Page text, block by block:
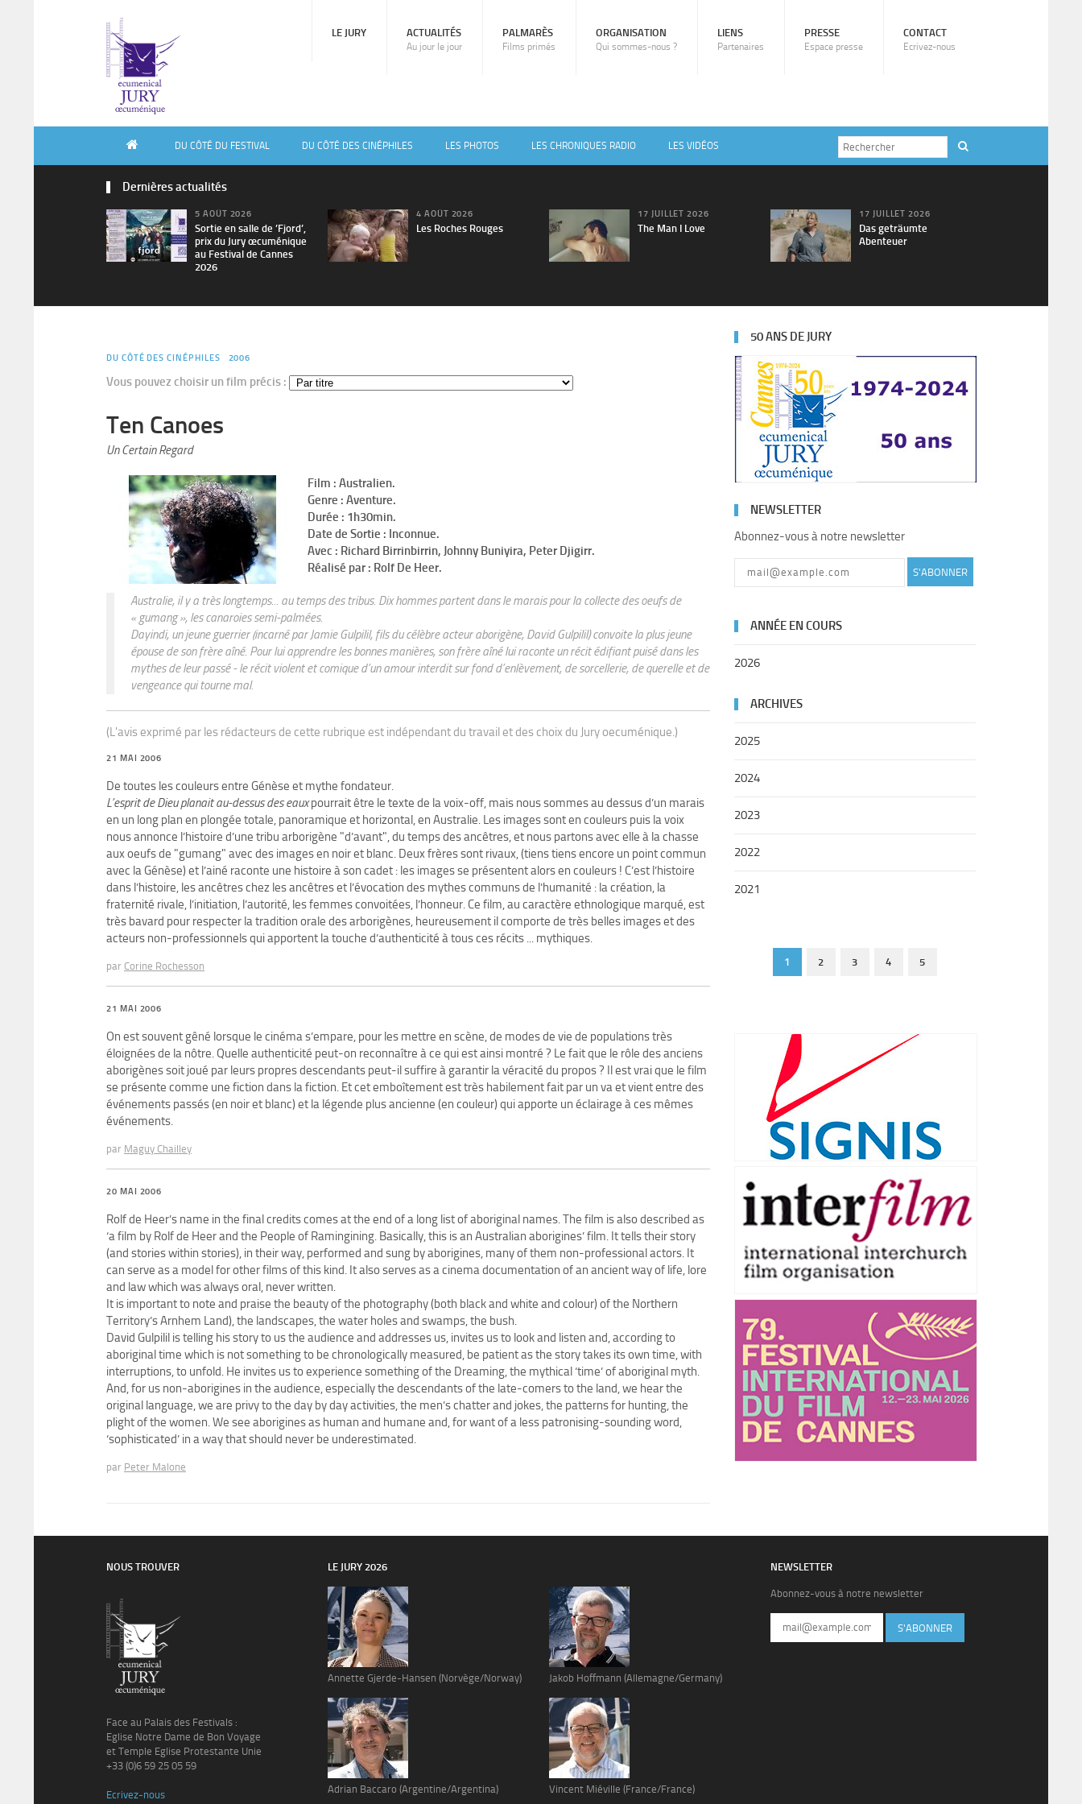
LE JURY ACTUALITÉS
Au jour le jour
PALMARÈS
Films primés
ORGANISATION
Qui sommes-nous ?
LIENS
Partenaires
PRESSE
Espace presse
CONTACT
Ecrivez-nous
DU CÔTÉ DU FESTIVAL DU CÔTÉ DES CINÉPHILES LES PHOTOS LES CHRONIQUES RADIO LES VIDÉOS
Dernières actualités
5 AOÛT 2026
Sortie en salle de ’Fjord’,
prix du Jury œcuménique
au Festival de Cannes
2026
4 AOÛT 2026
Les Roches Rouges
17 JUILLET 2026
The Man I Love
17 JUILLET 2026
Das geträumte
Abenteuer
DU CÔTÉ DES CINÉPHILES 2006
Vous pouvez choisir un film précis :
Ten Canoes
Un Certain Regard
Film : Australien.
Genre : Aventure.
Durée : 1h30min.
Date de Sortie : Inconnue.
Avec : Richard Birrinbirrin, Johnny Buniyira, Peter Djigirr.
Réalisé par : Rolf De Heer.
Australie, il y a très longtemps... au temps des tribus. Dix hommes partent dans le marais pour la collecte des oeufs de
« gumang », les canaroies semi-palmées.
Dayindi, un jeune guerrier (incarné par Jamie Gulpilil, fils du célèbre acteur aborigène, David Gulpilil) convoite la plus jeune
épouse de son frère aîné. Pour lui apprendre les bonnes manières, son frère aîné lui raconte un récit édifiant puisé dans les
mythes de leur passé - le récit violent et comique d’un amour interdit sur fond d’enlèvement, de sorcellerie, de querelle et de
vengeance qui tourne mal.
(L'avis exprimé par les rédacteurs de cette rubrique est indépendant du travail et des choix du Jury oecuménique.)
21 MAI 2006
De toutes les couleurs entre Génèse et mythe fondateur.
L’esprit de Dieu planait au-dessus des eauxpourrait être le texte de la voix-off, mais nous sommes au dessus d’un marais
en un long plan en plongée totale, panoramique et horizontal, en Australie. Les images sont en couleurs puis la voix
nous annonce l’histoire d’une tribu arborigène "d’avant", du temps des ancêtres, et nous partons avec elle à la chasse
aux oeufs de "gumang" avec des images en noir et blanc. Deux frères sont rivaux, (tiens tiens encore un point commun
avec la Génèse) et l’ainé raconte une histoire à son cadet : les images se présentent alors en couleurs ! C’est l’histoire
dans l’histoire, les ancêtres chez les ancêtres et l’évocation des mythes communs de l’humanité : la création, la
fraternité rivale, l’initiation, l’autorité, les femmes convoitées, l’honneur. Ce film, au caractère ethnologique marqué, est
très bavard pour respecter la tradition orale des arborigènes, heureusement il comporte de très belles images et des
acteurs non-professionnels qui apportent la touche d’authenticité à tous ces récits ... mythiques.
par Corine Rochesson
21 MAI 2006
On est souvent gêné lorsque le cinéma s’empare, pour les mettre en scène, de modes de vie de populations très
éloignées de la nôtre. Quelle authenticité peut-on reconnaître à ce qui est ainsi montré ? Le fait que le rôle des anciens
aborigènes soit joué par leurs propres descendants peut-il suffire à garantir la véracité du propos ? Il est vrai que le film
se présente comme une fiction dans la fiction. Et cet emboîtement est très habilement fait par un va et vient entre des
événements passés (en noir et blanc) et la légende plus ancienne (en couleur) qui apporte un éclairage à ces mêmes
événements.
par Maguy Chailley
20 MAI 2006
Rolf de Heer’s name in the final credits comes at the end of a long list of aboriginal names. The film is also described as
‘a film by Rolf de Heer and the People of Ramingining. Basically, this is an Australian aborigines’ film. It tells their story
(and stories within stories), in their way, performed and sung by aborigines, many of them non-professional actors. It
can serve as a model for other films of this kind. It also serves as a cinema documentation of an ancient way of life, lore
and law which was always oral, never written.
It is important to note and praise the beauty of the photography (both black and white and colour) of the Northern
Territory’s Arnhem Land), the landscapes, the water holes and swamps, the bush.
David Gulpilil is telling his story to us the audience and addresses us, invites us to look and listen and, according to
aboriginal time which is not something to be chronologically measured, be patient as the story takes its own time, with
interruptions, to unfold. He invites us to experience something of the Dreaming, the mythical ‘time’ of aboriginal myth.
And, for us non-aborigines in the audience, especially the descendants of the late-comers to the land, we hear the
original language, we are privy to the day by day activities, the men’s chatter and jokes, the patterns for hunting, the
plight of the women. We see aborigines as human and humane and, for want of a less patronising-sounding word,
‘sophisticated’ in a way that should never be underestimated.
par Peter Malone
50 ANS DE JURY
NEWSLETTER
Abonnez-vous à notre newsletter
S'ABONNER
ANNÉE EN COURS
2026
ARCHIVES
2025
2024
2023
2022
2021
1 2 3 4 5
NOUS TROUVER
Face au Palais des Festivals :
Eglise Notre Dame de Bon Voyage
et Temple Eglise Protestante Unie
+33 (0)6 59 25 05 59
Ecrivez-nous
LE JURY 2026
Annette Gjerde-Hansen (Norvège/Norway)
Adrian Baccaro (Argentine/Argentina)
Jakob Hoffmann (Allemagne/Germany)
Vincent Miéville (France/France)
NEWSLETTER
Abonnez-vous à notre newsletter
S'ABONNER